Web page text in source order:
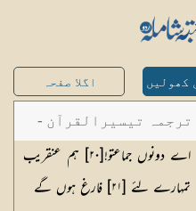
کھولیں اگلا صفحہ
ترجمہ تیسیرالقرآن -
مولانا عبد الرحمن
کیلانی
اے دونوں جماعتو![٢٠] ہم عنقریب
تمہارے لئے [٢١] فارغ ہوں گے